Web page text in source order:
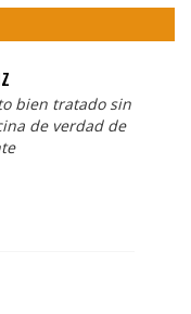
bien tratado sin
de verdad de